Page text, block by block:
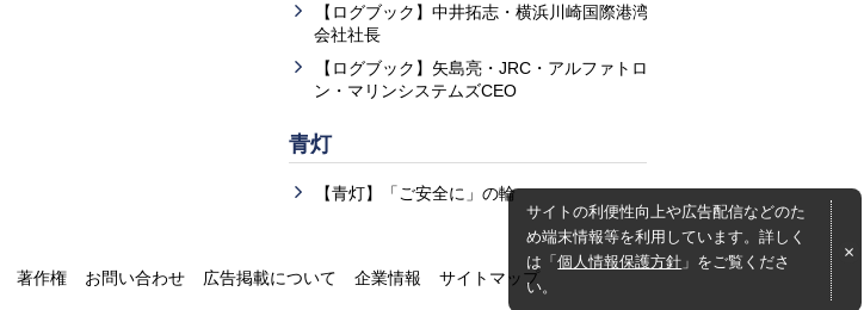
【ログブック】中井拓志・横浜川崎国際港湾
会社社長
【ログブック】矢島亮・JRC・アルファトロ
ン・マリンシステムズCEO
青灯
【青灯】「ご安全に」の輪
サイトの利便性向上や広告配信などのた
め端末情報等を利用しています。詳しく
は「個人情報保護方針 」をご覧くださ
い。
著作権 お問い合わせ 広告掲載について 企業情報
サイトマップ